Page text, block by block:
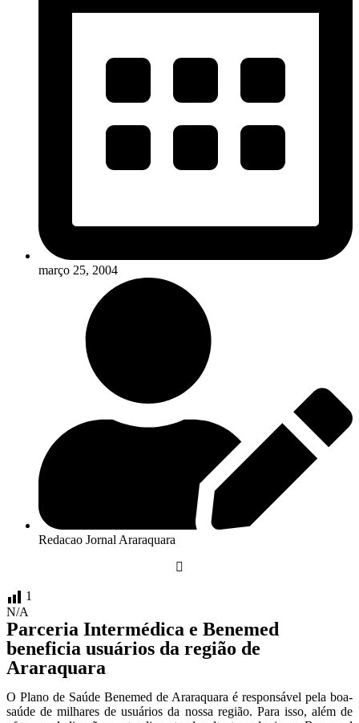
março 25, 2004
Redacao Jornal Araraquara
1
N/A
Parceria Intermédica e Benemed
beneficia usuários da região de
Araraquara
O Plano de Saúde Benemed de Araraquara é responsável pela boa-
saúde de milhares de usuários da nossa região. Para isso, além de